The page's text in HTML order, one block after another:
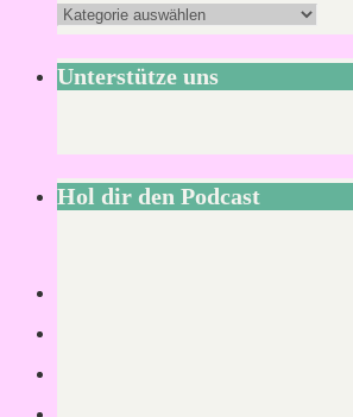
Wo
finde
ich
Unterstütze uns
Hol dir den Podcast